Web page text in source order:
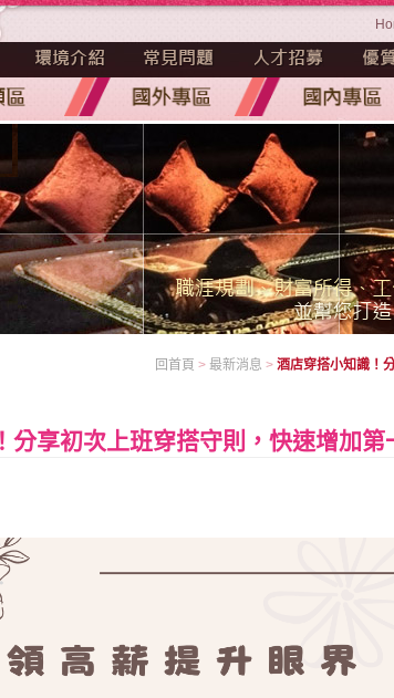
回首頁 > 最新消息 > 酒店穿搭小知識！
分享初次上班穿搭守則，快速增加第